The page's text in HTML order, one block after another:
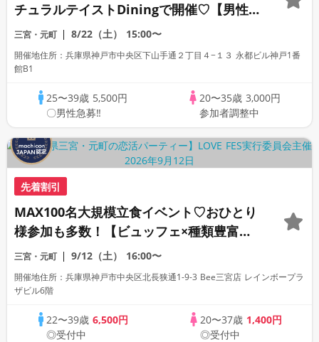
チュラルテイストDiningで開催♡【男性
ドレスコード有り♡資格証100%確認】ド
リンク飲み放題♡【毎月開催♡累計110万
人突破☆プレミアムステイタス♡】
三宮・元町 8/22（土） 15:00〜
開催地住所：兵庫県神戸市中央区下山手通２丁目４−１３ 永都ビル神戸1番
館B1
25〜39歳 5,500円
〇男性急募‼
20〜35歳3,000円
参加者調整中
先着割引
MAX100名大規模立食イベント♡おひとり
様参加も多数！【ビュッフェ×種類豊富な
フリードリンク♪】【大人の広々ダイニン
グバー貸切】～LOVE FES KOBE～
三宮・元町 9/12（土） 16:00〜
開催地住所：兵庫県神戸市中央区北長狭通1-9-3 Bee三宮店 レインボープラ
ザビル6階
22〜39歳6,500円
◎受付中
20〜37歳 1,400円
◎受付中